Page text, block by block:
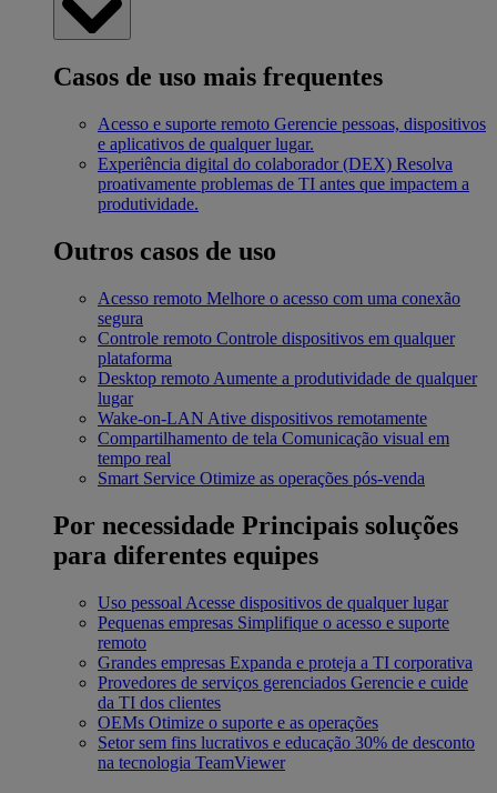
Casos de uso mais frequentes
Acesso e suporte remoto Gerencie pessoas, dispositivos
e aplicativos de qualquer lugar.
Experiência digital do colaborador (DEX) Resolva
proativamente problemas de TI antes que impactem a
produtividade.
Outros casos de uso
Acesso remoto Melhore o acesso com uma conexão
segura
Controle remoto Controle dispositivos em qualquer
plataforma
Desktop remoto Aumente a produtividade de qualquer
lugar
Wake-on-LAN Ative dispositivos remotamente
Compartilhamento de tela Comunicação visual em
tempo real
Smart Service Otimize as operações pós-venda
Por necessidade Principais soluções
para diferentes equipes
Uso pessoal Acesse dispositivos de qualquer lugar
Pequenas empresas Simplifique o acesso e suporte
remoto
Grandes empresas Expanda e proteja a TI corporativa
Provedores de serviços gerenciados Gerencie e cuide
da TI dos clientes
OEMs Otimize o suporte e as operações
Setor sem fins lucrativos e educação 30% de desconto
na tecnologia TeamViewer